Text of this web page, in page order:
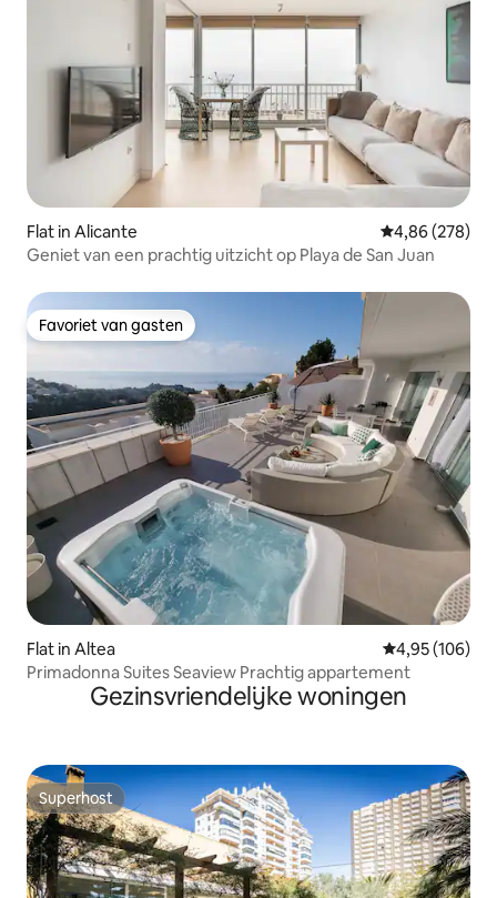
Flat in Alicante Gemiddelde
4,86 (278)
Geniet van een prachtig uitzicht op Playa de San Juan
Favoriet van gasten
Favoriet van gasten
Flat in Altea Gemiddelde
4,95 (106)
Primadonna Suites Seaview Prachtig appartement
Gezinsvriendelijke woningen
Superhost
Superhost